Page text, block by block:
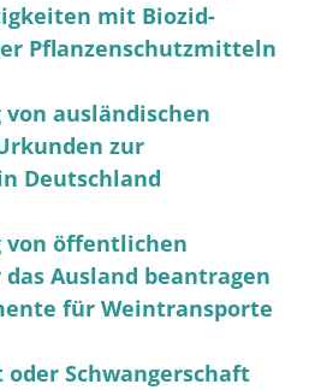
mit Biozid-
Pflanzenschutzmitteln
von ausländischen
zur
Deutschland
von öffentlichen
Ausland beantragen
für Weintransporte
Schwangerschaft